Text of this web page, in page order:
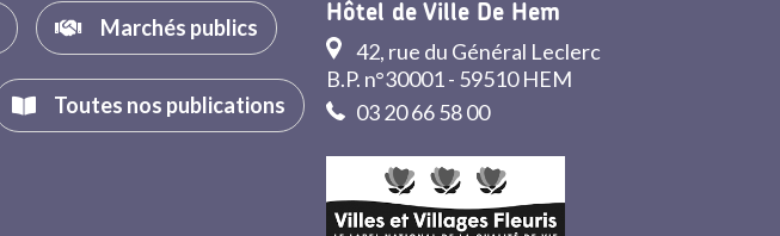
Marchés publics
Toutes nos publications
Hôtel de Ville De Hem
42, rue du Général Leclerc
B.P. n°30001 - 59510 HEM
03 20 66 58 00